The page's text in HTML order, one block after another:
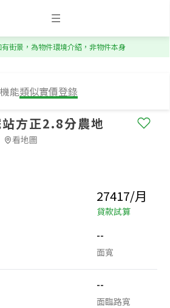
能類似實價登錄
街景，為物件環境介紹，非物件本身
方正2.8分農地
看地圖
27417/月
貸款試算
--
面寬
--
面臨路寬